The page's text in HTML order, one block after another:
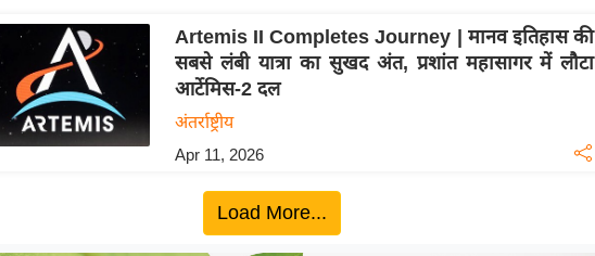
Artemis II Completes Journey | मानव इतिहास की
सबसे लंबी यात्रा का सुखद अंत, प्रशांत महासागर में लौटा
आर्टेमिस-2 दल
अंतर्राष्ट्रीय
Apr 11, 2026
Load More...